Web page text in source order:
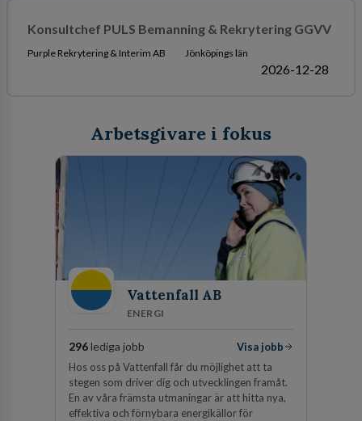
Konsultchef PULS Bemanning & Rekrytering GGVV
Purple Rekrytering & Interim AB Jönköpings län
2026-12-28
Arbetsgivare i fokus
Vattenfall AB
ENERGI
296lediga jobb
Visa jobb
Hos oss på Vattenfall får du möjlighet att ta
stegen som driver dig och utvecklingen framåt.
En av våra främsta utmaningar är att hitta nya,
effektiva och förnybara energikällor för